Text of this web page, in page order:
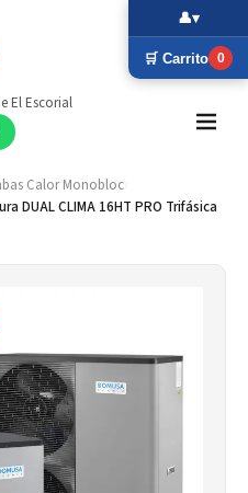
El Escorial
Calor Monobloc
DUAL CLIMA 16HT PRO Trifásica
🛒 Carrito 0
👤▾